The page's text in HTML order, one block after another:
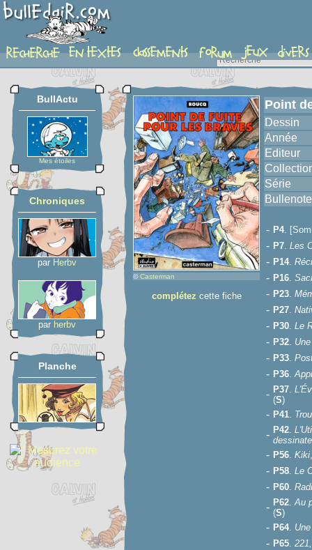
album
BullActu
Mes étoiles
Chroniques
par Herbv
par herbv
Planche
© Casterman
complétez cette fiche
Point
Dessin
Année
Editeur
Série
Bullenote
- P4.
- P7. Les
- P14.
- P16.
- P23.
- P27.
- P30. Le
- P32.
- P33.
- P36.
- P37.
(S)
- P41.
- P42.
- P56. Kiki
- P58. Le
- P60.
- P62.Au
(S)
- P64.
- P65.